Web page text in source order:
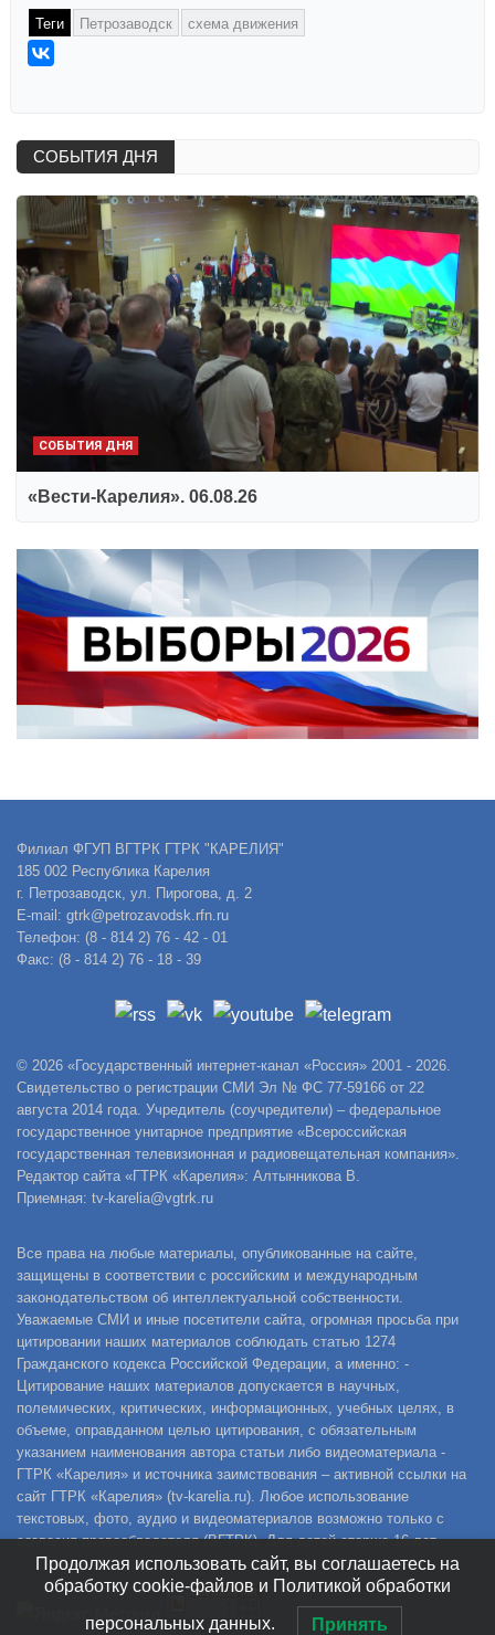
Теги Петрозаводск схема движения
СОБЫТИЯ ДНЯ
СОБЫТИЯ ДНЯ
«Вести-Карелия». 06.08.26
Филиал ФГУП ВГТРК ГТРК "КАРЕЛИЯ"
185 002 Республика Карелия
г. Петрозаводск, ул. Пирогова, д. 2
E-mail: gtrk@petrozavodsk.rfn.ru
Телефон: (8 - 814 2) 76 - 42 - 01
Факс: (8 - 814 2) 76 - 18 - 39
© 2026 «Государственный интернет-канал «Россия» 2001 - 2026.
Свидетельство о регистрации СМИ Эл № ФС 77-59166 от 22
августа 2014 года. Учредитель (соучредители) – федеральное
государственное унитарное предприятие «Всероссийская
государственная телевизионная и радиовещательная компания».
Редактор сайта «ГТРК «Карелия»: Алтынникова В.
Приемная: tv-karelia@vgtrk.ru
Все права на любые материалы, опубликованные на сайте,
защищены в соответствии с российским и международным
законодательством об интеллектуальной собственности.
Уважаемые СМИ и иные посетители сайта, огромная просьба при
цитировании наших материалов соблюдать статью 1274
Гражданского кодекса Российской Федерации, а именно: -
Цитирование наших материалов допускается в научных,
полемических, критических, информационных, учебных целях, в
объеме, оправданном целью цитирования, с обязательным
указанием наименования автора статьи либо видеоматериала -
ГТРК «Карелия» и источника заимствования – активной ссылки на
сайт ГТРК «Карелия» (tv-karelia.ru). Любое использование
текстовых, фото, аудио и видеоматериалов возможно только с
согласия правообладателя (ВГТРК). Для детей старше 16 лет.
Продолжая использовать сайт, вы соглашаетесь на
обработку cookie-файлов и Политикой обработки
персональных данных. Принять